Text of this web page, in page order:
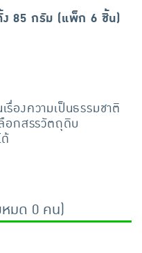
85 กรัม (แพ็ก 6 ชิ้น)
องความเป็นธรรมชาติ
อกสรรวัตถุดิบ
หมด 0 คน)